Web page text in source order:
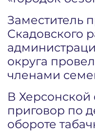
Заместитель
Скадовского
округа
членами
В Херсонской
приговор по
обороте